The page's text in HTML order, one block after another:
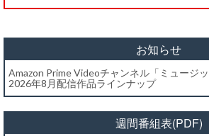
お知らせ
Amazon Prime Videoチャンネル「ミュージッ
2026年8月配信作品ラインナップ
週間番組表(PDF)